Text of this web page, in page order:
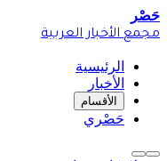
حَصْر
مجمع الأخبار العربية
الرئيسية
الأخبار
الأقسام
حَصْري